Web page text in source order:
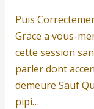
Puis
Grace a vous-
cette session
parler dont
demeure Sauf
pipi…